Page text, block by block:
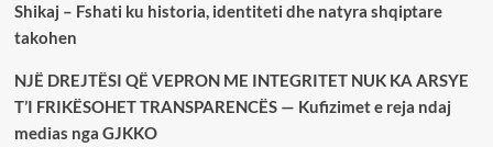
Shikaj – Fshati ku historia, identiteti dhe natyra shqiptare
takohen
NJË DREJTËSI QË VEPRON ME INTEGRITET NUK KA ARSYE
T’I FRIKËSOHET TRANSPARENCËS — Kufizimet e reja ndaj
medias nga GJKKO